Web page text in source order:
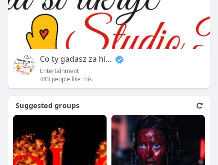
Co ty gadasz za historiee
Entertainment
443 people like this
Suggested groups